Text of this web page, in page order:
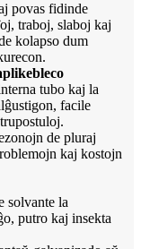
povas fidinde
traboj, slaboj kaj
kolapso dum
tubo kaj la
facile
de pluraj
kaj kostojn
solvante la
putro kaj insekta